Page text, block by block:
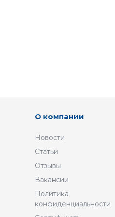
О компании
Новости
Статьи
Отзывы
Вакансии
Политика
конфиденциальности